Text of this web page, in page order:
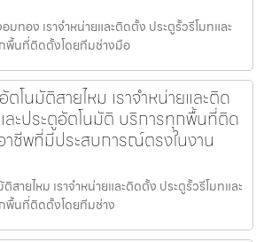
ทอง เราจำหน่ายและติดตั้ง ประตูรั้วรีโมทและ
พื้นที่ติดตั้งโดยทีมช่างมือ
โนมัติสายไหม เราจำหน่ายและติด
ละประตูอัตโนมัติ บริการทุกพื้นที่ติด
ชีพที่มีประสบการณ์ตรงในงาน
สายไหม เราจำหน่ายและติดตั้ง ประตูรั้วรีโมทและ
พื้นที่ติดตั้งโดยทีมช่าง